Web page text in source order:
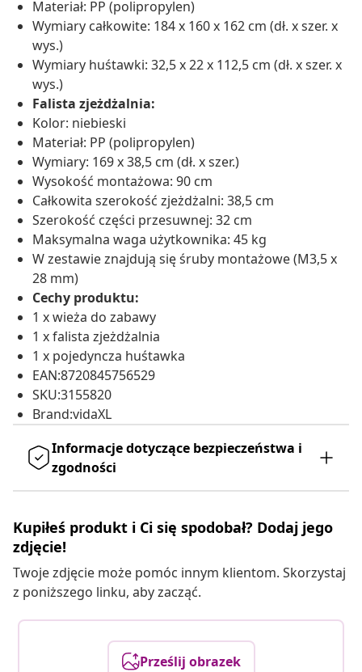
Materiał: PP (polipropylen)
Wymiary całkowite: 184 x 160 x 162 cm (dł. x szer. x
wys.)
Wymiary huśtawki: 32,5 x 22 x 112,5 cm (dł. x szer. x
wys.)
Falista zjeżdżalnia:
Kolor: niebieski
Materiał: PP (polipropylen)
Wymiary: 169 x 38,5 cm (dł. x szer.)
Wysokość montażowa: 90 cm
Całkowita szerokość zjeżdżalni: 38,5 cm
Szerokość części przesuwnej: 32 cm
Maksymalna waga użytkownika: 45 kg
W zestawie znajdują się śruby montażowe (M3,5 x
28 mm)
Cechy produktu:
1 x wieża do zabawy
1 x falista zjeżdżalnia
1 x pojedyncza huśtawka
EAN:8720845756529
SKU:3155820
Brand:vidaXL
Informacje dotyczące bezpieczeństwa i
zgodności
Kupiłeś produkt i Ci się spodobał? Dodaj jego
zdjęcie!
Twoje zdjęcie może pomóc innym klientom. Skorzystaj
z poniższego linku, aby zacząć.
Prześlij obrazek